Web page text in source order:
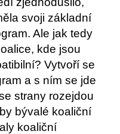
svoji základní
Ale jak tedy
kde jsou
Vytvoří se
a s ním se jde
strany rozejdou
bývalé koaliční
koaliční